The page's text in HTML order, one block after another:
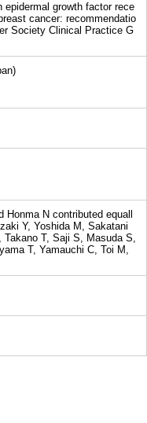
epidermal growth factor rece
cancer: recommendatio
Society Clinical Practice G
Honma N contributed equall
Y, Yoshida M, Sakatani
Takano T, Saji S, Masuda S,
T, Yamauchi C, Toi M,